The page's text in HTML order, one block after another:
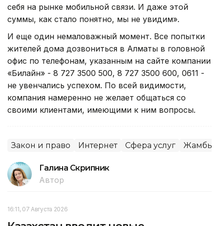
себя на рынке мобильной связи. И даже этой
суммы, как стало понятно, мы не увидим».
И еще один немаловажный момент. Все попытки
жителей дома дозвониться в Алматы в головной
офис по телефонам, указанным на сайте компании
«Билайн» - 8 727 3500 500, 8 727 3500 600, 0611 -
не увенчались успехом. По всей видимости,
компания намеренно не желает общаться со
своими клиентами, имеющими к ним вопросы.
Закон и право Интернет Сфера услуг
Галина Скрипник
Автор
16:11, 07 Августа 2026